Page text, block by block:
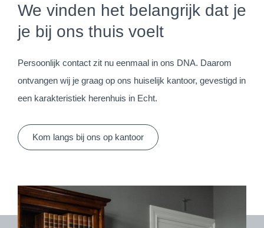
We vinden het belangrijk dat je
je bij ons thuis voelt
Persoonlijk contact zit nu eenmaal in ons DNA. Daarom
ontvangen wij je graag op ons huiselijk kantoor, gevestigd in
een karakteristiek herenhuis in Echt.
Kom langs bij ons op kantoor